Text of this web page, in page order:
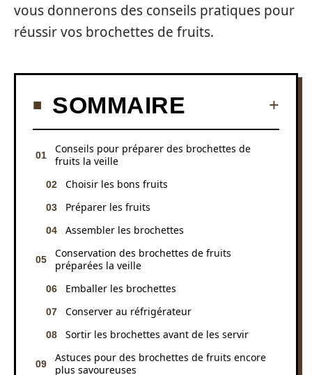
vous donnerons des conseils pratiques pour
réussir vos brochettes de fruits.
SOMMAIRE
Conseils pour préparer des brochettes de
fruits la veille
Choisir les bons fruits
Préparer les fruits
Assembler les brochettes
Conservation des brochettes de fruits
préparées la veille
Emballer les brochettes
Conserver au réfrigérateur
Sortir les brochettes avant de les servir
Astuces pour des brochettes de fruits encore
plus savoureuses